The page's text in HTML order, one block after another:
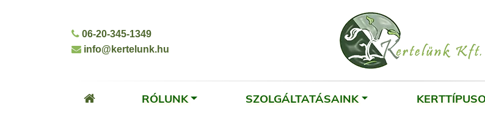
06-20-345-1349
info@kertelunk.hu
RÓLUNK SZOLGÁLTATÁSAINK